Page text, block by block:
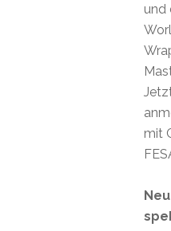
und
mit